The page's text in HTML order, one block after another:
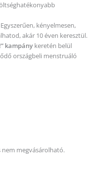
kényelmesen,
akár 10 éven keresztül.
kampány keretén belül
országbeli menstruáló
nem megvásárolható.